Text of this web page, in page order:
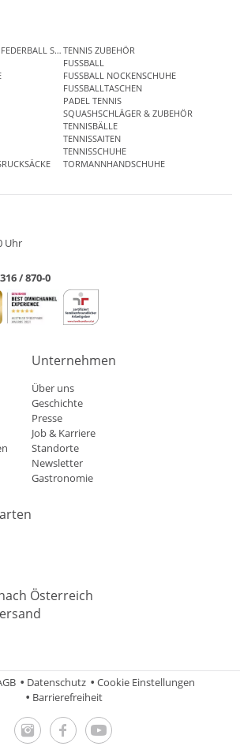
SETSTENNIS ZUBEHÖR
FUSSBALL
FUSSBALL NOCKENSCHUHE
FUSSBALLTASCHEN
PADEL TENNIS
SQUASHSCHLÄGER & ZUBEHÖR
TENNISBÄLLE
TENNISSAITEN
TENNISSCHUHE
TORMANNHANDSCHUHE
Uhr
/ 870-0
Unternehmen
Über uns
Geschichte
Presse
Job & Karriere
Standorte
Newsletter
Gastronomie
Österreich
Datenschutz
Cookie Einstellungen
Barrierefreiheit